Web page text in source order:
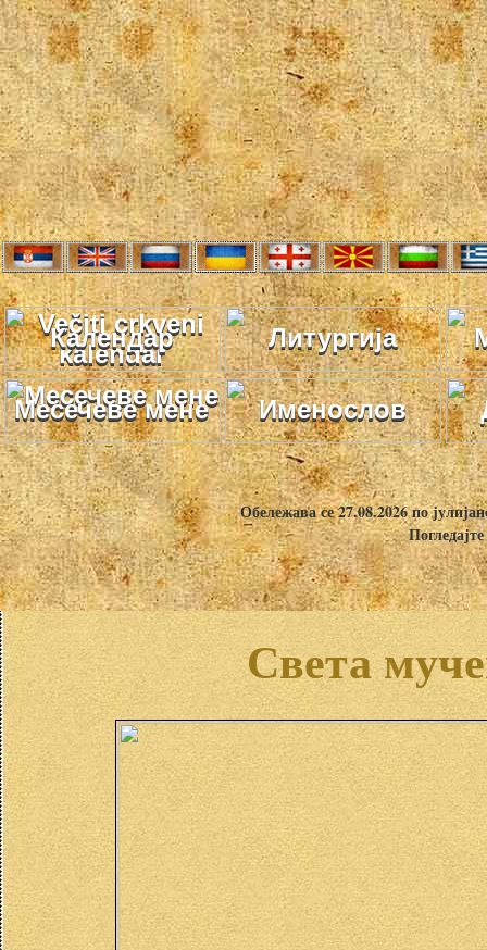
Календар Литургија
Месечеве мене Именослов
Обележава се 27.08.2026 по
Света